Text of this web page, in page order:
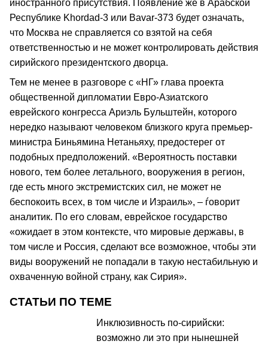
иностранного присутствия. Появление же в Арабской
Республике Khordad-3 или Bavar-373 будет означать,
что Москва не справляется со взятой на себя
ответственностью и не может контролировать действия
сирийского президентского дворца.
Тем не менее в разговоре с «НГ» глава проекта
общественной дипломатии Евро-Азиатского
еврейского конгресса Ариэль Бульштейн, которого
нередко называют человеком близкого круга премьер-
министра Биньямина Нетаньяху, предостерег от
подобных предположений. «Вероятность поставки
нового, тем более летального, вооружения в регион,
где есть много экстремистских сил, не может не
беспокоить всех, в том числе и Израиль», – ѓоворит
аналитик. По его словам, еврейское государство
«ожидает в этом контексте, что мировые державы, в
том числе и Россия, сделают все возможное, чтобы эти
виды вооружений не попадали в такую нестабильную и
охваченную войной страну, как Сирия».
СТАТЬИ ПО ТЕМЕ
Инклюзивность по-сирийски:
возможно ли это при нынешней